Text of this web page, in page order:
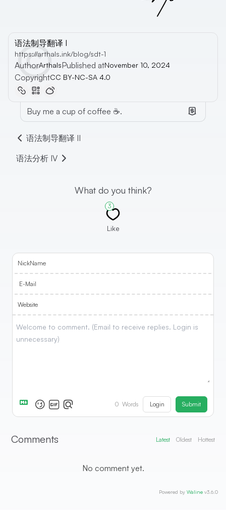
语法制导翻译 I
https://arthals.ink/blog/sdt-1
AuthorArthalsPublished atNovember 10, 2024
CopyrightCC BY-NC-SA 4.0
Buy me a cup of coffee ☕.
语法制导翻译 II
语法分析 IV
What do you think?
3
Like
NickName
E-Mail
Website
0 Words Login Submit
Comments Latest Oldest Hottest
No comment yet.
Powered by Waline v3.6.0